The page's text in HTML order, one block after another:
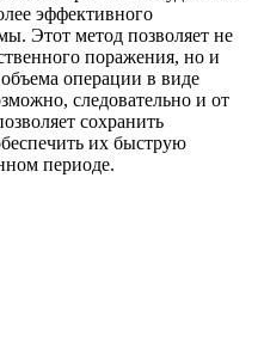
эффективного
Этот метод позволяет не
поражения, но и
операции в виде
следовательно и от
сохранить
их быструю
периоде.